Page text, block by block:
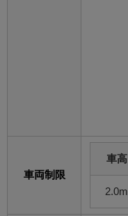
車両制限
車高
2.0m